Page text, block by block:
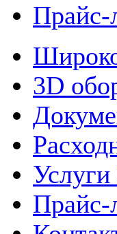
Прайс-
3D
Услуги
Прайс-